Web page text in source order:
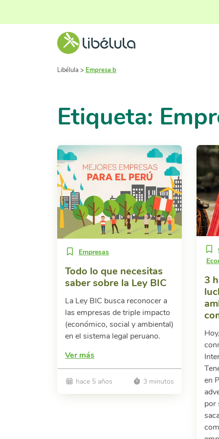
Libélula > Empresa b
Etiqueta:
Empresas
Todo lo que necesitas
saber sobre la Ley BIC
La Ley BIC busca reconocer a
las empresas de triple impacto
(económico, social y ambiental)
en el sistema legal peruano.
Ver más
hace 5 años 3 minutos
3
en
por